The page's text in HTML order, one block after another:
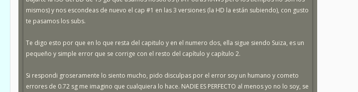
mismos) y nos escondeas de nuevo el cap #1 en las 3 versiones (la HD la están subiendo), con gusto
te pasamos los subs.
Te digo esto por que en lo que resta del capitulo y en el numero dos, ella sigue siendo Suiza, es un
pequeño y simple error que se corrige con el resto del capítulo y capítulo 2.
Si respondi groseramente lo siento mucho, pido disculpas por el error soy un humano y cometo
errores de 0.72 sg me imagino que cualquiera lo hace. NADIE ES PERFECTO al menos yo no lo soy, se